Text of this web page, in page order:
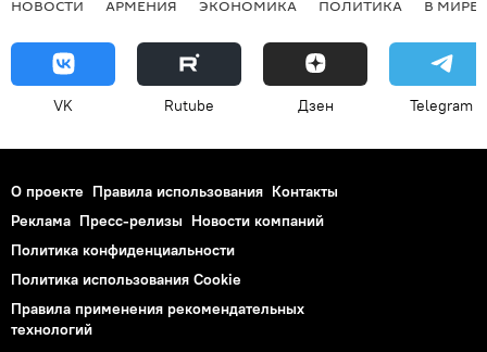
НОВОСТИ АРМЕНИЯ ЭКОНОМИКА ПОЛИТИКА В МИРЕ
VK Rutube Дзен Telegram
О проекте Правила использования Контакты
Реклама Пресс-релизы Новости компаний
Политика конфиденциальности
Политика использования Cookie
Правила применения рекомендательных
технологий